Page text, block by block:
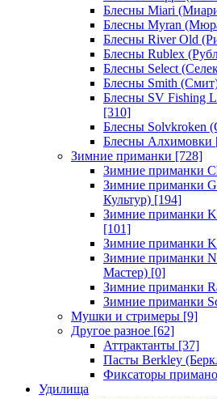
Блесны Miari
Блесны Myran
Блесны River Old
Блесны Rublex
Блесны Select
Блесны Smith
Блесны SV Fishing
[310]
Блесны Solvkroken
Блесны Алхимовки
Зимние приманки [728]
Зимние приманки
Зимние приманки
Культур) [194]
Зимние приманки
[101]
Зимние приманки
Зимние приманки
Мастер) [0]
Зимние приманки
Зимние приманки
Мушки и стримеры [9]
Другое разное [62]
Аттрактанты [37]
Пасты Berkley
Фиксаторы
Удилища